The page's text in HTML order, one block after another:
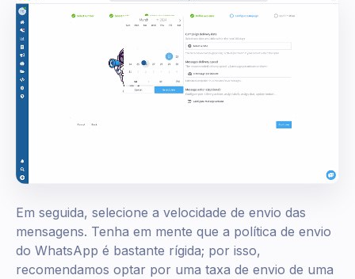
Em seguida, selecione a velocidade de envio das
mensagens. Tenha em mente que a política de envio
do WhatsApp é bastante rígida; por isso,
recomendamos optar por uma taxa de envio de uma